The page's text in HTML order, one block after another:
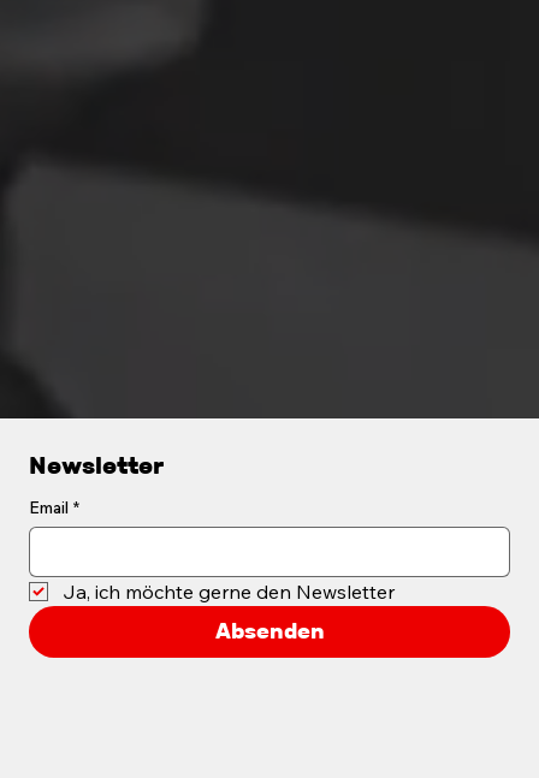
Newsletter
Email *
Ja, ich möchte gerne den Newsletter
Absenden